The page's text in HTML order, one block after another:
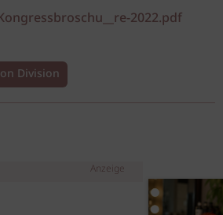
2022.pdf
Division
Anzeige